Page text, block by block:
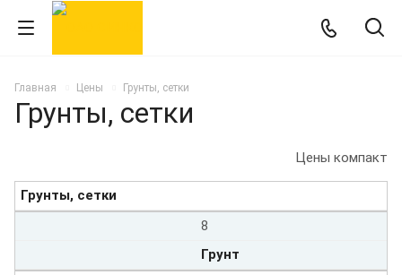
Главная Цены Грунты, сетки
Грунты, сетки
Цены компакт
Грунты, сетки
8
Грунт